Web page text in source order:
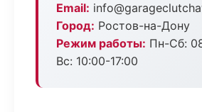
Email:
Город: Ростов-на-Дону
Режим работы: Пн-Сб:
Вс: 10:00-17:00